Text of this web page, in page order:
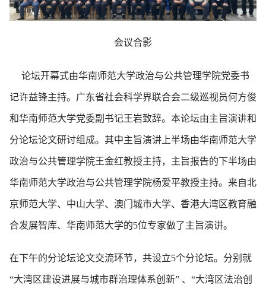
会议合影
论坛开幕式由华南师范大学政治与公共管理学院党委书
记许益锋主持。广东省社会科学界联合会二级巡视员何方俊
和华南师范大学党委副书记王岩致辞。本论坛由主旨演讲和
分论坛论文研讨组成。其中主旨演讲上半场由华南师范大学
政治与公共管理学院王金红教授主持，主旨报告的下半场由
华南师范大学政治与公共管理学院杨爱平教授主持。来自北
京师范大学、中山大学、澳门城市大学、香港大湾区教育融
合发展智库、华南师范大学的5位专家做了主旨演讲。
在下午的分论坛论文交流环节，共设立5个分论坛。分别就
“大湾区建设进展与城市群治理体系创新” 、“大湾区法治创